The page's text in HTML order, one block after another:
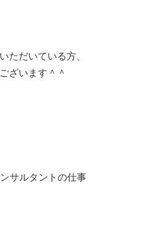
ただいている方、
ざいます＾＾
サルタントの仕事